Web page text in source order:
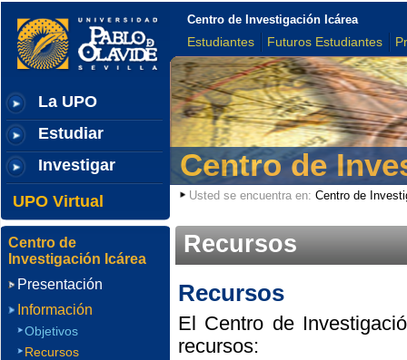
La UPO
Estudiar
Investigar
UPO Virtual
Centro de Investigación Icárea
Estudiantes Futuros Estudiantes
Centro de
Usted se encuentra en: Centro de
Recursos
Recursos
El Centro de
recursos:
Centro de
Investigación Icárea
Presentación
Información
Objetivos
Recursos